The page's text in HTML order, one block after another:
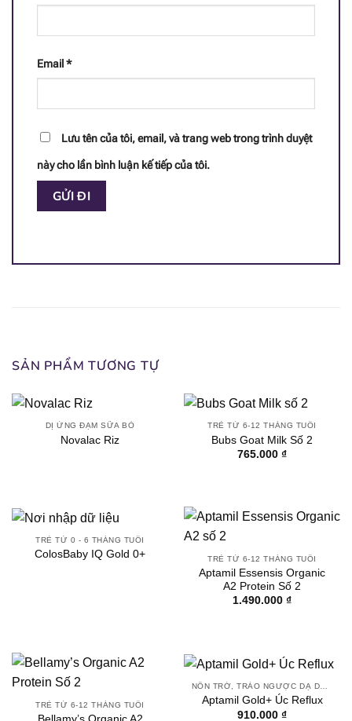
[popup_anything
[popup_anything
51 mcg
[popup_anything
Email *
Lưu tên của tôi, email, và trang web trong trình duyệt
này cho lần bình luận kế tiếp của tôi.
SẢN PHẨM TƯƠNG TỰ
DỊ ỨNG ĐẠM SỮA BÒ
Novalac Riz
TRẺ TỪ 6-12 THÁNG TUỔI
Bubs Goat Milk Số 2
765.000 ₫
TRẺ TỪ 0 - 6 THÁNG TUỔI
ColosBaby IQ Gold 0+ TRẺ TỪ 6-12 THÁNG TUỔI
Aptamil Essensis Organic
A2 Protein Số 2
1.490.000 ₫
TRẺ TỪ 6-12 THÁNG TUỔI
Aptamil Gold+ Úc Reflux
910.000 ₫